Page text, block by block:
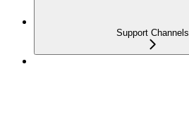
Support Channels